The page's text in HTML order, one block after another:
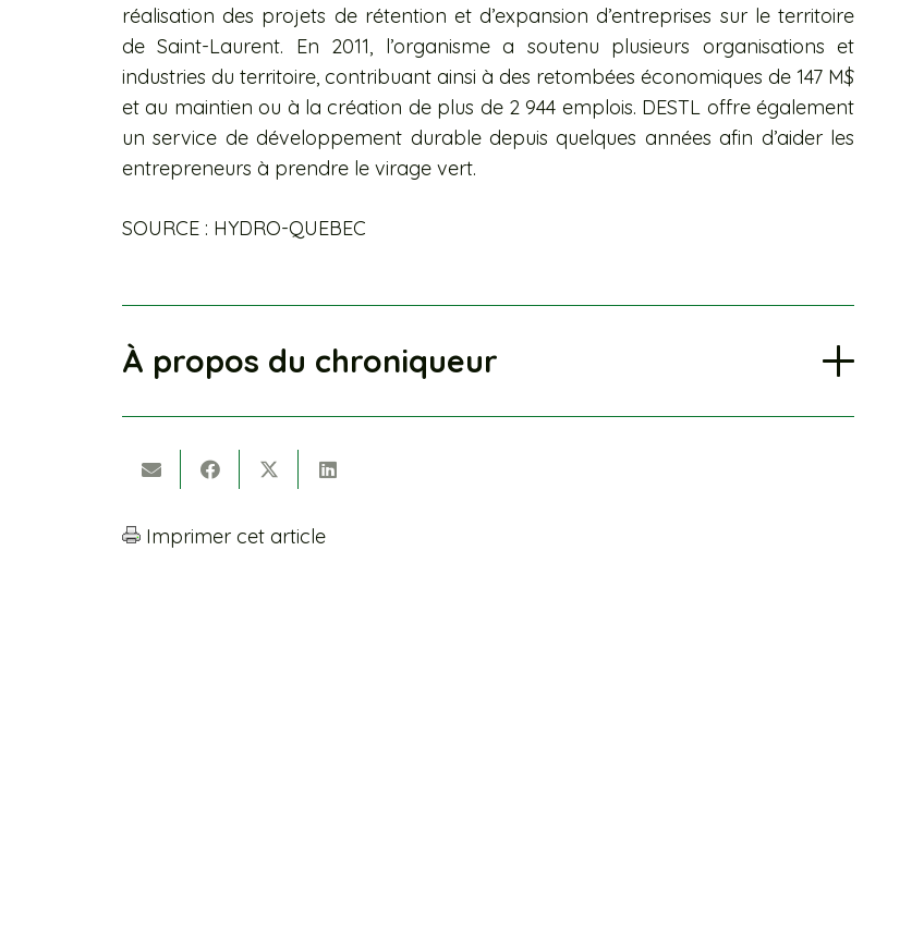
réalisation des projets de rétention et d’expansion d’entreprises sur le territoire
de Saint-Laurent. En 2011, l’organisme a soutenu plusieurs organisations et
industries du territoire, contribuant ainsi à des retombées économiques de 147 M$
et au maintien ou à la création de plus de 2 944 emplois. DESTL offre également
un service de développement durable depuis quelques années afin d’aider les
entrepreneurs à prendre le virage vert.
SOURCE : HYDRO-QUEBEC
À propos du chroniqueur
Imprimer cet article